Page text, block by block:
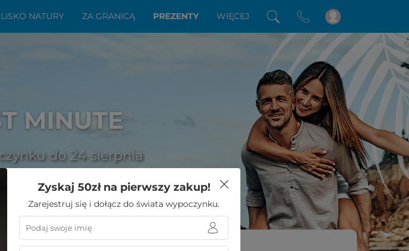
NATURY ZA GRANICĄ PREZENTY WIĘCEJ
MINUTE
do 24 sierpnia
nie sposób się oprzeć
Zyskaj 50zł na pierwszy zakup!
Zarejestruj się i dołącz do świata wypoczynku.